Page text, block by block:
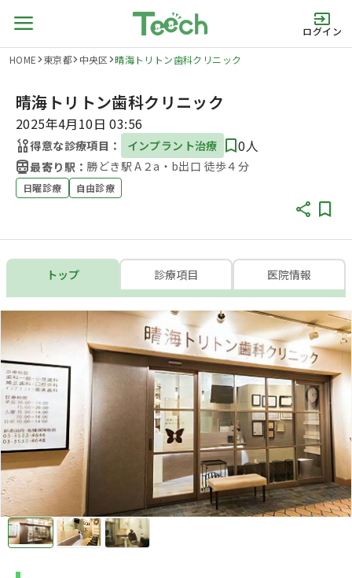
ログイン
HOME 東京都 中央区 晴海トリトン歯科クリニック
晴海トリトン歯科クリニック
2025年4月10日 03:56
得意な診療項目： インプラント治療 0人
最寄り駅： 勝どき駅 A２a・b出口 徒歩４分
日曜診療 自由診療
トップ 診療項目 医院情報